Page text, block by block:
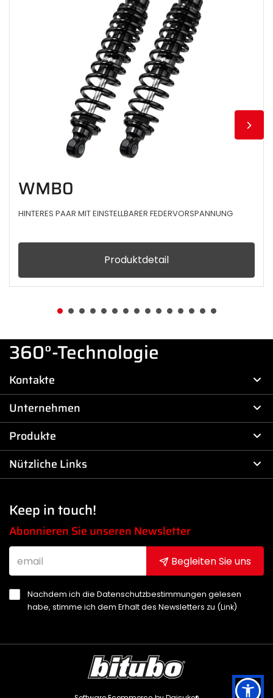
WMB0
HINTERES PAAR MIT EINSTELLBARER FEDERVORSPANNUNG
Produktdetail
360°-Technologie
Kontakte
Unternehmen
Produkte
Nützliche Links
Keep in touch!
Abonnieren Sie unseren Newsletter
Begleiten Sie uns
Nachdem ich die Datenschutzbestimmungen gelesen
habe, stimme ich dem Erhalt des Newsletters zu (Link)